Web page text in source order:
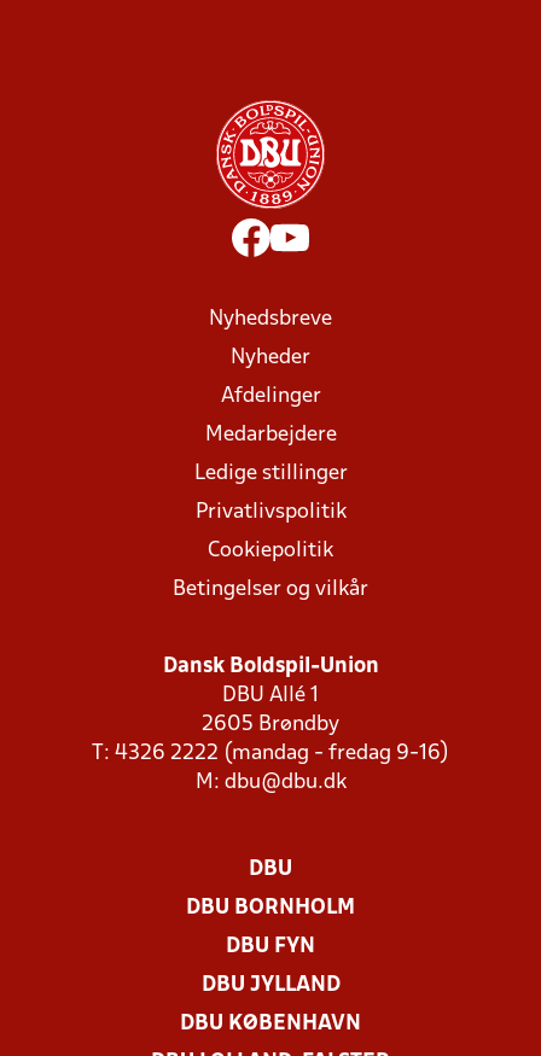
Nyhedsbreve
Nyheder
Afdelinger
Medarbejdere
Ledige stillinger
Privatlivspolitik
Cookiepolitik
Betingelser og vilkår
Dansk Boldspil-Union
DBU Allé 1
2605 Brøndby
T: 4326 2222 (mandag - fredag 9-16)
M: dbu@dbu.dk
DBU
DBU BORNHOLM
DBU FYN
DBU JYLLAND
DBU KØBENHAVN